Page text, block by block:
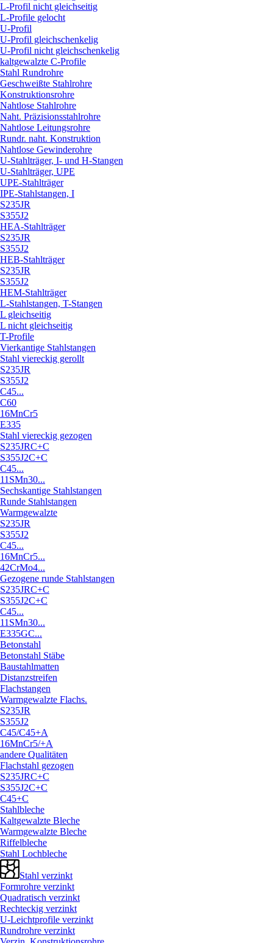
L-Profil nicht gleichseitig
L-Profile gelocht
U-Profil
U-Profil gleichschenkelig
U-Profil nicht gleichschenkelig
kaltgewalzte C-Profile
Stahl Rundrohre
Geschweißte Stahlrohre
Konstruktionsrohre
Nahtlose Stahlrohre
Naht. Präzisionsstahlrohre
Nahtlose Leitungsrohre
Rundr. naht. Konstruktion
Nahtlose Gewinderohre
U-Stahlträger, I- und H-Stangen
U-Stahlträger, UPE
UPE-Stahlträger
IPE-Stahlstangen, I
S235JR
S355J2
HEA-Stahlträger
S235JR
S355J2
HEB-Stahlträger
S235JR
S355J2
HEM-Stahlträger
L-Stahlstangen, T-Stangen
L gleichseitig
L nicht gleichseitig
T-Profile
Vierkantige Stahlstangen
Stahl viereckig gerollt
S235JR
S355J2
C45...
C60
16MnCr5
E335
Stahl viereckig gezogen
S235JRC+C
S355J2C+C
C45...
11SMn30...
Sechskantige Stahlstangen
Runde Stahlstangen
Warmgewalzte
S235JR
S355J2
C45...
16MnCr5...
42CrMo4...
Gezogene runde Stahlstangen
S235JRC+C
S355J2C+C
C45...
11SMn30...
E335GC...
Betonstahl
Betonstahl Stäbe
Baustahlmatten
Distanzstreifen
Flachstangen
Warmgewalzte Flachs.
S235JR
S355J2
C45/C45+A
16MnCr5/+A
andere Qualitäten
Flachstahl gezogen
S235JRC+C
S355J2C+C
C45+C
Stahlbleche
Kaltgewalzte Bleche
Warmgewalzte Bleche
Riffelbleche
Stahl Lochbleche
Stahl verzinkt
Formrohre verzinkt
Quadratisch verzinkt
Rechteckig verzinkt
U-Leichtprofile verzinkt
Rundrohre verzinkt